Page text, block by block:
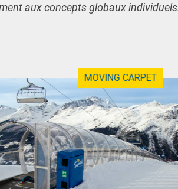
aux concepts globaux
MOVING CARPET